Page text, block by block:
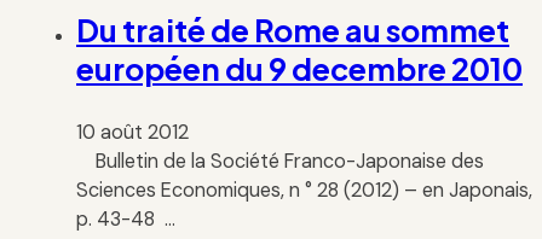
Du traité de Rome au sommet
européen du 9 decembre 2010
10 août 2012
Bulletin de la Société Franco-Japonaise des
Sciences Economiques, n ° 28 (2012) – en Japonais,
p. 43-48 …